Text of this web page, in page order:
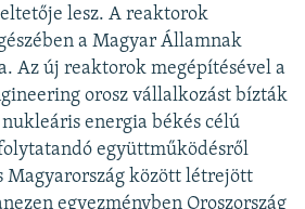
lesz. A reaktorok
a Magyar Államnak
Az új reaktorok megépítésével a
orosz vállalkozást bízták
energia békés célú
együttműködésről
Magyarország között létrejött
egyezményben Oroszország